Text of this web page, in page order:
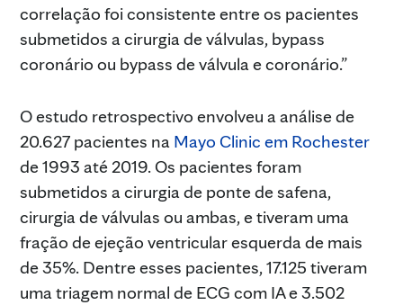
correlação foi consistente entre os pacientes
submetidos a cirurgia de válvulas, bypass
coronário ou bypass de válvula e coronário.”
O estudo retrospectivo envolveu a análise de
20.627 pacientes na Mayo Clinic em Rochester
de 1993 até 2019. Os pacientes foram
submetidos a cirurgia de ponte de safena,
cirurgia de válvulas ou ambas, e tiveram uma
fração de ejeção ventricular esquerda de mais
de 35%. Dentre esses pacientes, 17.125 tiveram
uma triagem normal de ECG com IA e 3.502